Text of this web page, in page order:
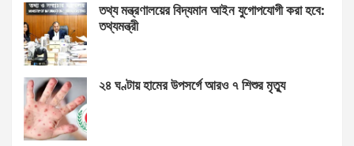
তথ্য মন্ত্রণালয়ের বিদ্যমান আইন যুগোপযোগী করা হবে:
তথ্যমন্ত্রী
২৪ ঘণ্টায় হামের উপসর্গে আরও ৭ শিশুর মৃত্যু